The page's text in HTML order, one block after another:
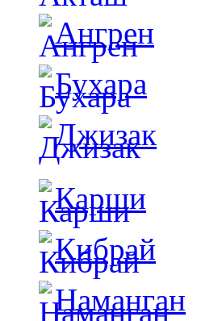
Ангрен
Бухара
Джизак
Карши
Кибрай
Наманган